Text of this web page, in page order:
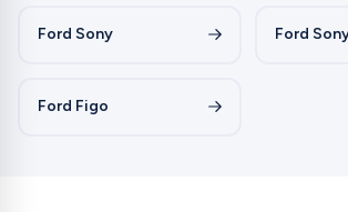
Ford Sony Ford
Ford Figo